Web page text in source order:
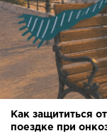
Как защититься
поездке при